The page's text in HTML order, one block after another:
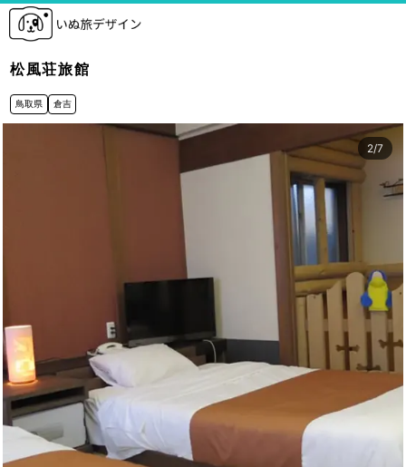
松風荘旅館
鳥取県 倉吉
3/7